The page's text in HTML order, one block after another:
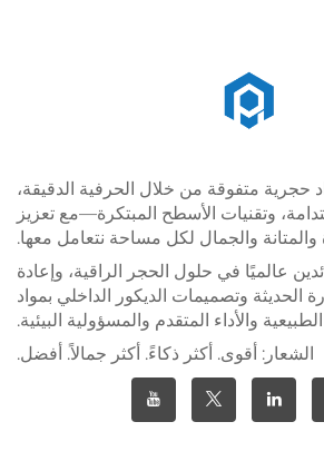
حجرية متفوقة من خلال الحرفية الدقيقة،
وتقنيات الأسطح المبتكرة—مع تعزيز
والمتانة والجمال لكل مساحة نتعامل معها.
عالميًا في حلول الحجر الراقية، وإعادة
الحديثة وتصميمات الديكور الداخلي بمواد
والأداء المتقدم والمسؤولية البيئية.
الشعار: أقوى. أكثر ذكاءً. أكثر جمالاً. أفضل.